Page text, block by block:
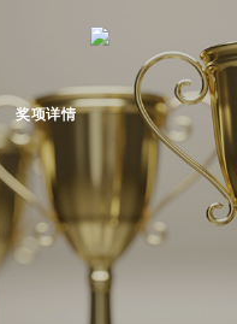
奖项详情